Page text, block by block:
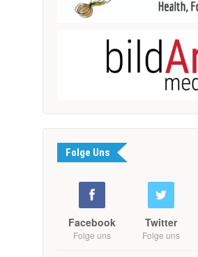
Folge Uns
Facebook
Folge uns
Twitter
Folge uns